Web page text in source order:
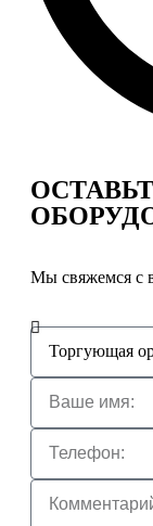
Мы свяжемся с